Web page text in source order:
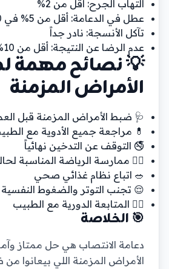
التهاب الجرح: أقل من 2%
عطل في الدعامة: أقل من 5% في 10 سنوات
تآكل الأنسجة: نادر جداً
عدم الرضا عن النتيجة: أقل من 10%
💡 نصائح مهمة
الأمراض المزمنة
🩺 ضبط الأمراض المزمنة قبل
💊 مراجعة جميع الأدوية مع
🚭 التوقف عن التدخين نهائياً
🏃‍♂️ ممارسة الرياضة المناسبة
🥗 اتباع نظام غذائي صحي
😌 تجنب التوتر والضغوط النفسية
👨‍⚕️ المتابعة الدورية مع الطبيب
🎯 الخلاصة
دعامة الانتصاب هي حل ممتاز
الأمراض المزمنة اللي بيعانوا